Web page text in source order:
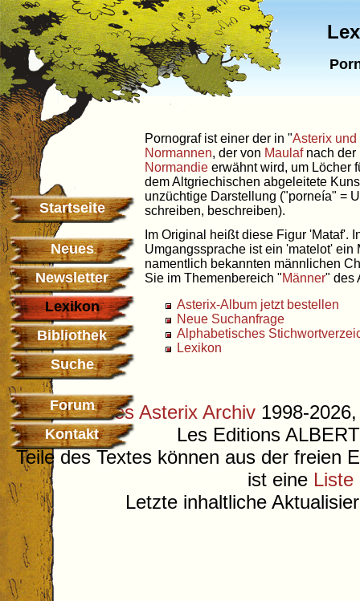
Startseite
Neues
Newsletter
Lexikon
Bibliothek
Suche
Forum
Kontakt
Pornograf ist einer der in "Asterix
Normannen, der von Maulafnach der
Normandie erwähnt wird, um Löcher
dem Altgriechischen abgeleitete
unzüchtige Darstellung ("porneía" =
schreiben, beschreiben).
Im Original heißt diese Figur 'Mataf'.
Umgangssprache ist ein 'matelot'
namentlich bekannten männlichen
Sie im Themenbereich "Männer" des
Asterix-Album jetzt bestellen
Neue Suchanfrage
Alphabetisches
Lexikon
©Deutsches Asterix Archiv 1998-
Les Editions
Teile des Textes können aus der freien
ist eine Liste
Letzte inhaltliche